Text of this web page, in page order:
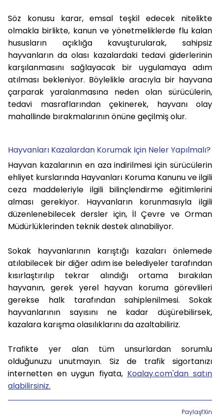
Söz konusu karar, emsal teşkil edecek nitelikte
olmakla birlikte, kanun ve yönetmeliklerde flu kalan
hususların açıklığa kavuşturularak, sahipsiz
hayvanların da olası kazalardaki tedavi giderlerinin
karşılanmasını sağlayacak bir uygulamaya adım
atılması bekleniyor. Böylelikle aracıyla bir hayvana
çarparak yaralanmasına neden olan sürücülerin,
tedavi masraflarından çekinerek, hayvanı olay
mahallinde bırakmalarının önüne geçilmiş olur.
Hayvanları Kazalardan Korumak Için Neler Yapılmalı?
Hayvan kazalarının en aza indirilmesi için sürücülerin
ehliyet kurslarında Hayvanları Koruma Kanunu ve ilgili
ceza maddeleriyle ilgili bilinçlendirme eğitimlerini
alması gerekiyor. Hayvanların korunmasıyla ilgili
düzenlenebilecek dersler için, İl Çevre ve Orman
Müdürlüklerinden teknik destek alınabiliyor.
Sokak hayvanlarının karıştığı kazaları önlemede
atılabilecek bir diğer adım ise belediyeler tarafından
kısırlaştırılıp tekrar alındığı ortama bırakılan
hayvanın, gerek yerel hayvan koruma görevlileri
gerekse halk tarafından sahiplenilmesi. Sokak
hayvanlarının sayısını ne kadar düşürebilirsek,
kazalara karışma olasılıklarını da azaltabiliriz.
Trafikte yer alan tüm unsurlardan sorumlu
olduğunuzu unutmayın. Siz de trafik sigortanızı
internetten en uygun fiyata, Koalay.com'dan satın
alabilirsiniz.
PaylaşfXin